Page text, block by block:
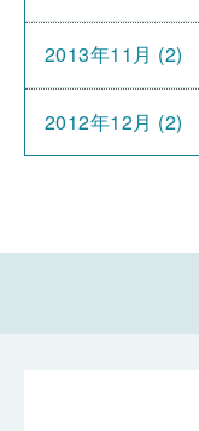
2013年11月 (2)
2012年12月 (2)